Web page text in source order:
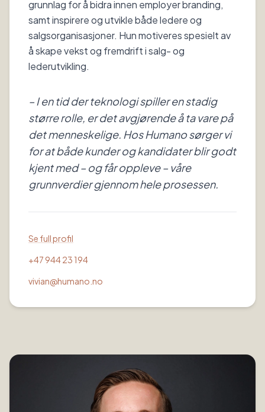
grunnlag for å bidra innen employer branding,
samt inspirere og utvikle både ledere og
salgsorganisasjoner. Hun motiveres spesielt av
å skape vekst og fremdrift i salg- og
lederutvikling.
– I en tid der teknologi spiller en stadig
større rolle, er det avgjørende å ta vare på
det menneskelige. Hos Humano sørger vi
for at både kunder og kandidater blir godt
kjent med – og får oppleve – våre
grunnverdier gjennom hele prosessen.
Se full profil
+47 944 23 194
vivian@humano.no